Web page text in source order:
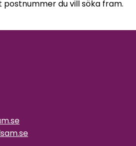
du vill söka fram.